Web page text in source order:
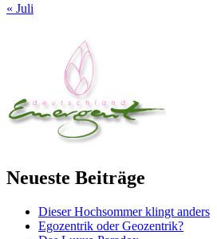
« Juli
Neueste Beiträge
Dieser Hochsommer klingt anders
Egozentrik oder Geozentrik?